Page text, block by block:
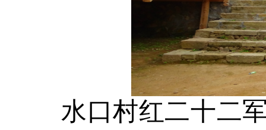
水口村红二十二